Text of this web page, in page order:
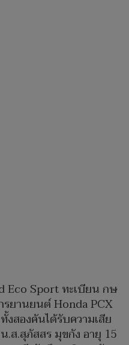
Eco Sport ทะเบียน กษ
ยานยนต์ Honda PCX
งสองคันได้รับความเสีย
ส.สุภัสสร มุขกัง อายุ 15